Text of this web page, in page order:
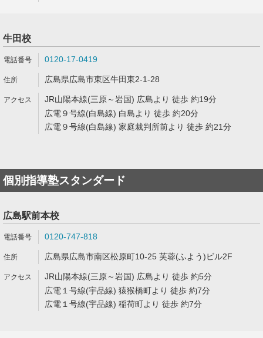
牛田校
0120-17-0419
広島県広島市東区牛田東2-1-28
JR山陽本線(三原～岩国) 広島より 徒歩 約19分
広電９号線(白島線) 白島より 徒歩 約20分
広電９号線(白島線) 家庭裁判所前より 徒歩 約21分
個別指導塾スタンダード
広島駅前本校
0120-747-818
広島県広島市南区松原町10-25 芙蓉(ふよう)ビル2F
JR山陽本線(三原～岩国) 広島より 徒歩 約5分
広電１号線(宇品線) 猿猴橋町より 徒歩 約7分
広電１号線(宇品線) 稲荷町より 徒歩 約7分